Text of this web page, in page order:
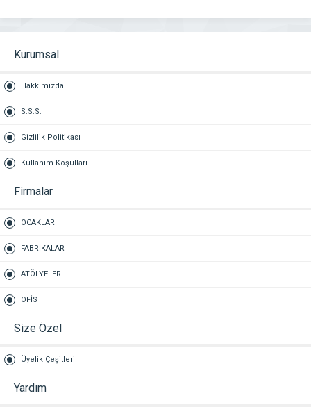
Kurumsal
Hakkımızda
S.S.S.
Gizlilik Politikası
Kullanım Koşulları
Firmalar
OCAKLAR
FABRİKALAR
ATÖLYELER
OFİS
Size Özel
Üyelik Çeşitleri
Yardım